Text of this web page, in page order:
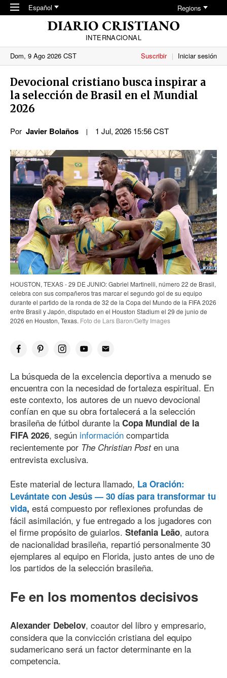
Skip to main content
Español Regions
INTERNACIONAL
Dom, 9 Ago 2026 CST
Suscribir Iniciar sesión
Devocional cristiano busca inspirar a
la selección de Brasil en el Mundial
2026
Por Javier Bolaños 1 Jul, 2026 15:56 CST
HOUSTON, TEXAS - 29 DE JUNIO: Gabriel Martinelli, número 22 de Brasil,
celebra con sus compañeros tras marcar el segundo gol de su equipo
durante el partido de la ronda de 32 de la Copa del Mundo de la FIFA 2026
entre Brasil y Japón, disputado en el Houston Stadium el 29 de junio de
2026 en Houston, Texas. Foto de Lars Baron/Getty Images
La búsqueda de la excelencia deportiva a menudo se
encuentra con la necesidad de fortaleza espiritual. En
este contexto, los autores de un nuevo devocional
confían en que su obra fortalecerá a la selección
brasileña de fútbol durante la Copa Mundial de la
FIFA 2026, según información compartida
recientemente por The Christian Posten una
entrevista exclusiva.
Este material de lectura llamado, La Oración:
Levántate con Jesús — 30 días para transformar tu
vida, está compuesto por reflexiones profundas de
fácil asimilación, y fue entregado a los jugadores con
el firme propósito de guiarlos. Stefania Leão, autora
de nacionalidad brasileña, repartió personalmente 30
ejemplares al equipo en Florida, justo antes de uno de
los partidos de la selección brasileña.
Fe en los momentos decisivos
Alexander Debelov, coautor del libro y empresario,
considera que la convicción cristiana del equipo
sudamericano será un factor determinante en la
competencia.